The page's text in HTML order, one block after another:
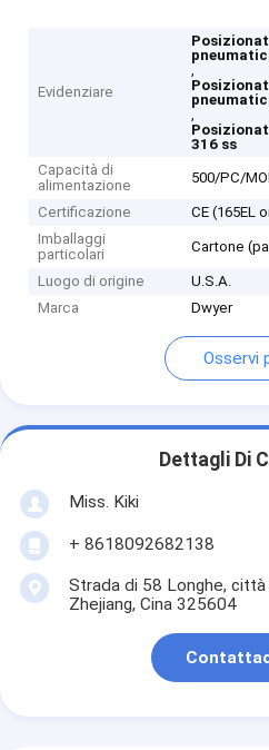
Evidenziare
,
,
316 ss
Capacità di
alimentazione
500/PC/
Certificazione
CE (165EL
Imballaggi
particolari
Cartone
Luogo di origine
U.S.A.
Marca
Dwyer
Osservi
Dettagli Di
Miss. Kiki
+ 8618092682138
Strada di 58 Longhe, città
Zhejiang, Cina 325604